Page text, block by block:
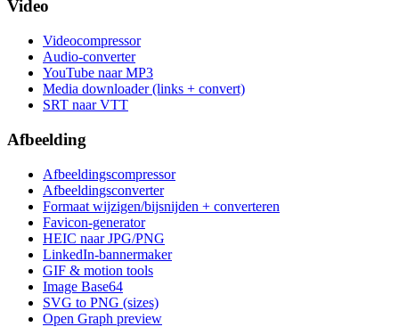
Video
Videocompressor
Audio-converter
YouTube naar MP3
Media downloader (links + convert)
SRT naar VTT
Afbeelding
Afbeeldingscompressor
Afbeeldingsconverter
Formaat wijzigen/bijsnijden + converteren
Favicon-generator
HEIC naar JPG/PNG
LinkedIn-bannermaker
GIF & motion tools
Image Base64
SVG to PNG (sizes)
Open Graph preview